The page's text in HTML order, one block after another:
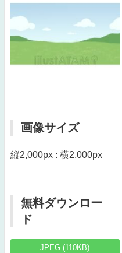
画像サイズ
縦2,000px : 横2,000px
無料ダウンロー
ド
JPEG (110KB)